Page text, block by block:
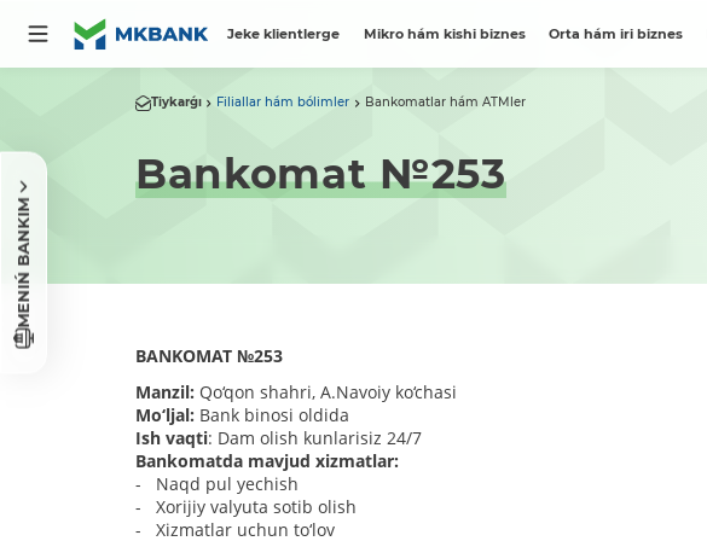
Jeke klientlerge Mikro hám kishi biznes Orta hám iri biznes
MENIŃ BANKIM
Tiykarǵı Filiallar hám bólimler Bankomatlar hám ATMler
Bankomat №253
BANKOMAT №253
Manzil: Qo‘qon shahri, A.Navoiy ko‘chasi
Mo‘ljal: Bank binosi oldida
Ish vaqti: Dam olish kunlarisiz 24/7
Bankomatda mavjud xizmatlar:
- Naqd pul yechish
- Xorijiy valyuta sotib olish
- Xizmatlar uchun to‘lov